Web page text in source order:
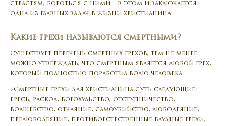
страстям, бороться с ними – в этом и заключается
одна из главных задач в жизни христианина.
Какие грехи называются смертными?
Существует перечень смертных грехов, тем не менее
можно утверждать, что смертным является любой грех,
который полностью поработил волю человека.
«Смертные грехи для христианина суть следующие:
ересь, раскол, богохульство, отступничество,
волшебство, отчаяние, самоубийство, любодеяние,
прелюбодеяние, противоестественные блудные грехи,